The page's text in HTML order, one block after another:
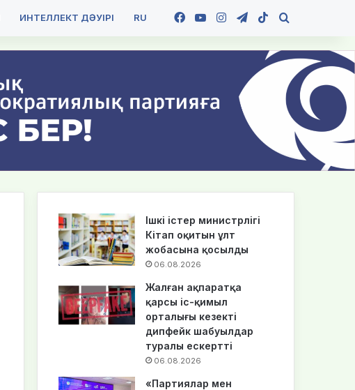
ИНТЕЛЛЕКТ ДӘУІРІ RU Facebook
YouTubeInstagramTelegram
TikTok
Ішкі істер министрлігі
Кітап оқитын ұлт
жобасына қосылды
06.08.2026
Жалған ақпаратқа
қарсы іс-қимыл
орталығы кезекті
дипфейк шабуылдар
туралы ескертті
06.08.2026
«Партиялар мен